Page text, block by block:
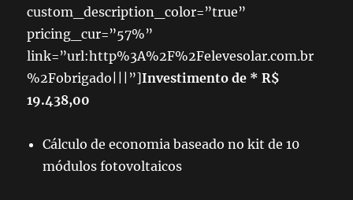
custom_description_color=”true”
pricing_cur=”57%”
link=”url:http%3A%2F%2Felevesolar.com.br
%2Fobrigado|||”]Investimento de * R$
19.438,00
Cálculo de economia baseado no kit de 10
módulos fotovoltaicos